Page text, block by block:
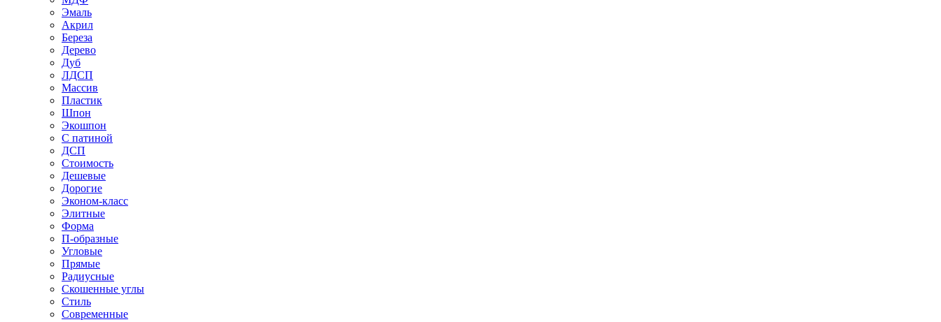
Эмаль
Акрил
Береза
Дерево
Дуб
ЛДСП
Массив
Пластик
Шпон
Экошпон
С патиной
ДСП
Стоимость
Дешевые
Дорогие
Эконом-класс
Элитные
Форма
П-образные
Угловые
Прямые
Радиусные
Скошенные углы
Стиль
Современные